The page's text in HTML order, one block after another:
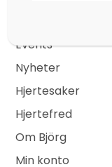
Events
Nyheter
Hjertesaker
Hjertefred
Om Björg
Min konto